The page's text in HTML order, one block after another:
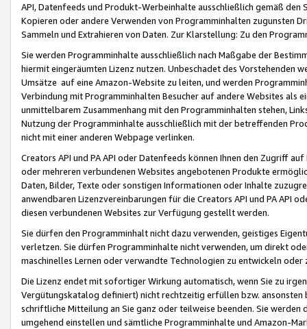
API, Datenfeeds und Produkt-Werbeinhalte ausschließlich gemäß
Kopieren oder andere Verwenden von Programminhalten zugunsten
Sammeln und Extrahieren von Daten. Zur Klarstellung: Zu den
Sie werden Programminhalte ausschließlich nach Maßgabe der
hiermit eingeräumten Lizenz nutzen. Unbeschadet des Vorstehenden
Umsätze auf eine Amazon-Website zu leiten, und werden
Verbindung mit Programminhalten Besucher auf andere Websites als
unmittelbarem Zusammenhang mit den Programminhalten stehen,
Nutzung der Programminhalte ausschließlich mit der betreffenden
nicht mit einer anderen Webpage verlinken.
Creators API und PA API oder Datenfeeds können Ihnen den Zugriff
oder mehreren verbundenen Websites angebotenen Produkte
Daten, Bilder, Texte oder sonstigen Informationen oder Inhalte
anwendbaren Lizenzvereinbarungen für die Creators API und PA API
diesen verbundenen Websites zur Verfügung gestellt werden.
Sie dürfen den Programminhalt nicht dazu verwenden, geistiges
verletzen. Sie dürfen Programminhalte nicht verwenden, um direkt
maschinelles Lernen oder verwandte Technologien zu entwickeln
Die Lizenz endet mit sofortiger Wirkung automatisch, wenn Sie zu
Vergütungskatalog definiert) nicht rechtzeitig erfüllen bzw. ansonsten
schriftliche Mitteilung an Sie ganz oder teilweise beenden. Sie werden
umgehend einstellen und sämtliche Programminhalte und Amazon-